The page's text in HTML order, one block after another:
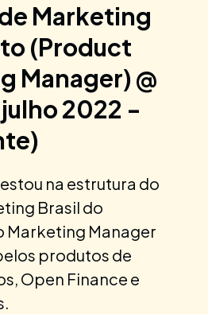
Marketing
(Product
Manager) @
2022 -
na estrutura do
Brasil do
Marketing Manager
produtos de
Open Finance e